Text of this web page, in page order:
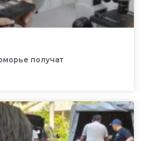
получат